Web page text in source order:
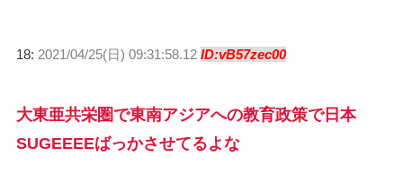
18: 2021/04/25(日) 09:31:58.12 ID:vB57zec00
大東亜共栄圏で東南アジアへの教育政策で日本
SUGEEEEばっかさせてるよな